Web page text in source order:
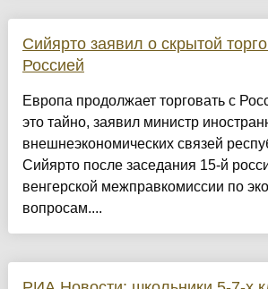
Сийярто заявил о скрытой
Россией
Европа продолжает торговать с
это тайно, заявил министр
внешнеэкономических связей
Сийярто после заседания 15-й
венгерской межправкомиссии по
вопросам....